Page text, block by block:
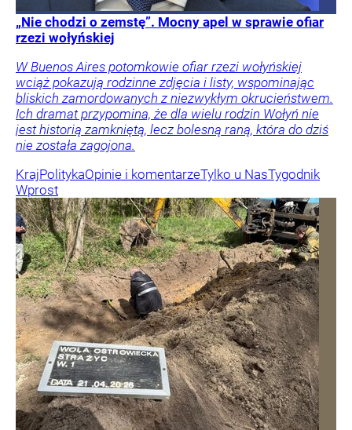
„Nie chodzi o zemstę”. Mocny apel w sprawie ofiar
rzezi wołyńskiej
W Buenos Aires potomkowie ofiar rzezi wołyńskiej
wciąż pokazują rodzinne zdjęcia i listy, wspominając
bliskich zamordowanych z niezwykłym okrucieństwem.
Ich dramat przypomina, że dla wielu rodzin Wołyń nie
jest historią zamkniętą, lecz bolesną raną, która do dziś
nie została zagojona.
KrajPolitykaOpinie i komentarzeTylko u NasTygodnik
Wprost